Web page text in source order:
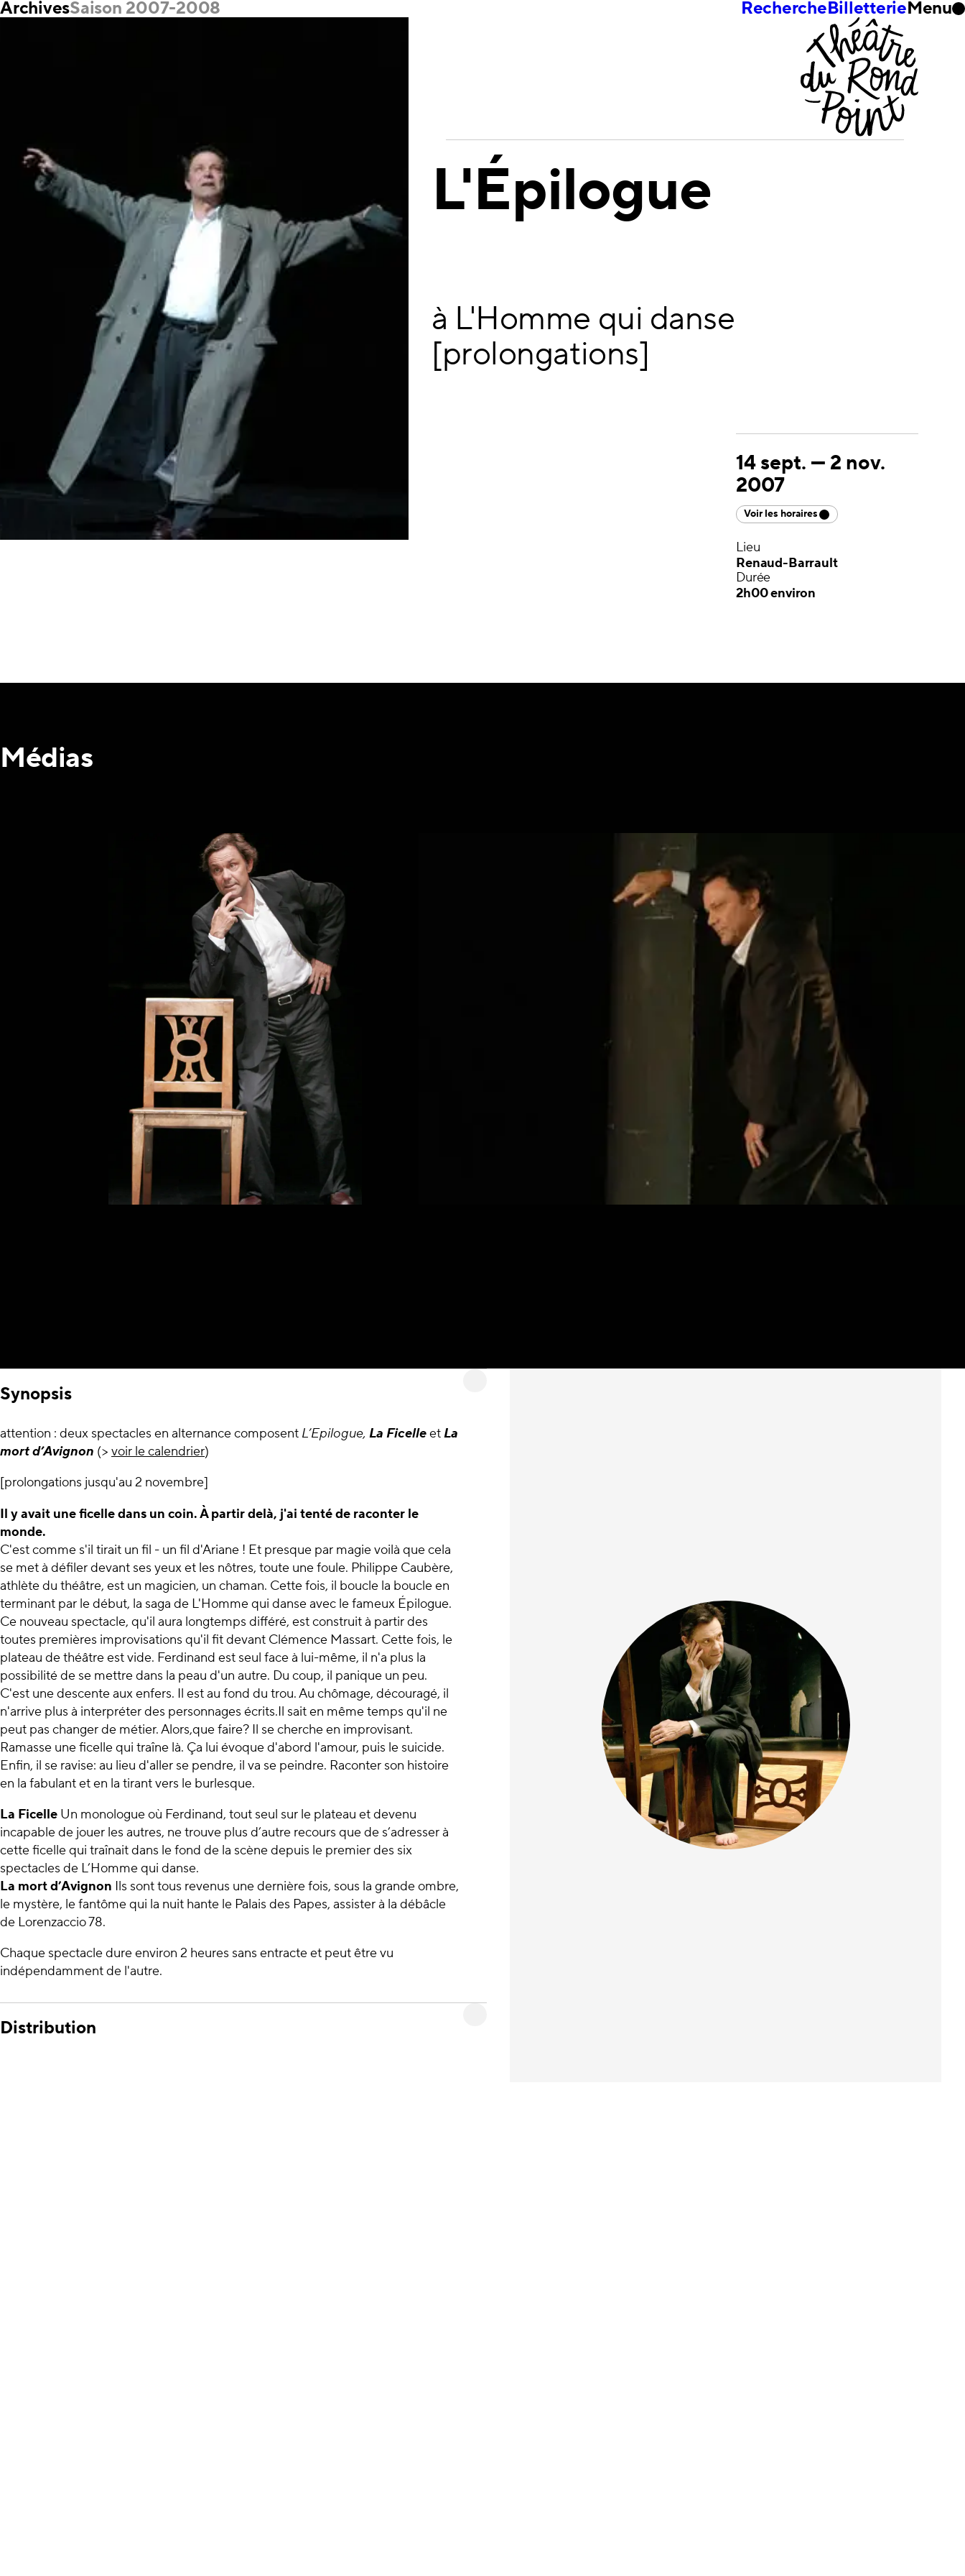
ArchivesSaison 2007-2008 RechercheBilletterieMenu
L'Épilogue
à L'Homme qui danse
[prolongations]
14 sept. — 2 nov.
2007
Voir les horaires
Lieu
Renaud-Barrault
Durée
2h00 environ
Médias
Synopsis
attention : deux spectacles en alternance composent L’Epilogue, La FicelleetLa
mort d’Avignon (> voir le calendrier)
[prolongations jusqu'au 2 novembre]
Il y avait une ficelle dans un coin. À partir delà, j'ai tenté de raconter le
monde.
C'est comme s'il tirait un fil - un fil d'Ariane ! Et presque par magie voilà que cela
se met à défiler devant ses yeux et les nôtres, toute une foule. Philippe Caubère,
athlète du théâtre, est un magicien, un chaman. Cette fois, il boucle la boucle en
terminant par le début, la saga de L'Homme qui danse avec le fameux Épilogue.
Ce nouveau spectacle, qu'il aura longtemps différé, est construit à partir des
toutes premières improvisations qu'il fit devant Clémence Massart. Cette fois, le
plateau de théâtre est vide. Ferdinand est seul face à lui-même, il n'a plus la
possibilité de se mettre dans la peau d'un autre. Du coup, il panique un peu.
C'est une descente aux enfers. Il est au fond du trou. Au chômage, découragé, il
n'arrive plus à interpréter des personnages écrits.Il sait en même temps qu'il ne
peut pas changer de métier. Alors,que faire? Il se cherche en improvisant.
Ramasse une ficelle qui traîne là. Ça lui évoque d'abord l'amour, puis le suicide.
Enfin, il se ravise: au lieu d'aller se pendre, il va se peindre. Raconter son histoire
en la fabulant et en la tirant vers le burlesque.
La Ficelle Un monologue où Ferdinand, tout seul sur le plateau et devenu
incapable de jouer les autres, ne trouve plus d’autre recours que de s’adresser à
cette ficelle qui traînait dans le fond de la scène depuis le premier des six
spectacles de L’Homme qui danse.
La mort d’Avignon Ils sont tous revenus une dernière fois, sous la grande ombre,
le mystère, le fantôme qui la nuit hante le Palais des Papes, assister à la débâcle
de Lorenzaccio 78.
Chaque spectacle dure environ 2 heures sans entracte et peut être vu
indépendamment de l'autre.
Distribution